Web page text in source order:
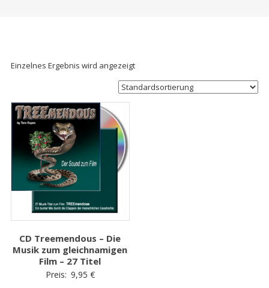
Einzelnes Ergebnis wird angezeigt
CD Treemendous – Die
Musik zum gleichnamigen
Film – 27 Titel
Preis: 9,95 €